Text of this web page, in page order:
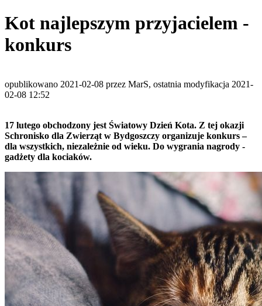
Kot najlepszym przyjacielem -
konkurs
opublikowano 2021-02-08 przez MarS, ostatnia modyfikacja 2021-
02-08 12:52
17 lutego obchodzony jest Światowy Dzień Kota. Z tej okazji
Schronisko dla Zwierząt w Bydgoszczy organizuje konkurs –
dla wszystkich, niezależnie od wieku. Do wygrania nagrody -
gadżety dla kociaków.